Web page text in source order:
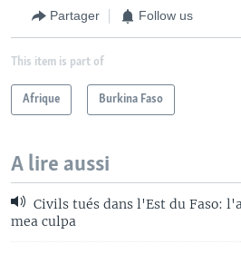
Partager Follow us
This item is part of
Afrique Burkina Faso
A lire aussi
Civils tués dans l'Est du Faso:
mea culpa